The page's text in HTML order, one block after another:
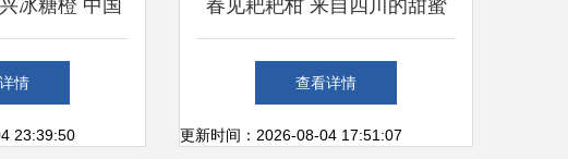
冰糖橙 中国
鲜甜馈赠
情
23:39:50
春见耙耙柑 来自四川的甜蜜
问候
查看详情
更新时间：2026-08-04 17:51:07